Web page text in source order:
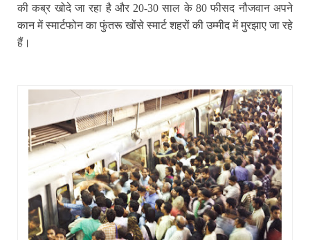
की कब्र खोदे जा रहा है और 20-30 साल के 80 फीसद नौजवान अपने
कान में स्‍मार्टफोन का फुंतरू खोंसे स्‍मार्ट शहरों की उम्‍मीद में मुरझाए जा रहे
हैं।